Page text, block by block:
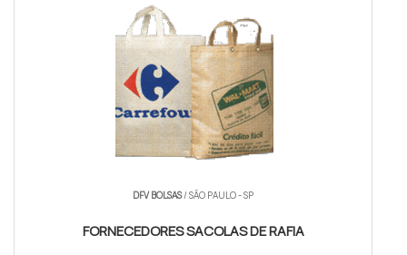
DFV BOLSAS/ SÃO PAULO - SP
FORNECEDORES SACOLAS DE RAFIA